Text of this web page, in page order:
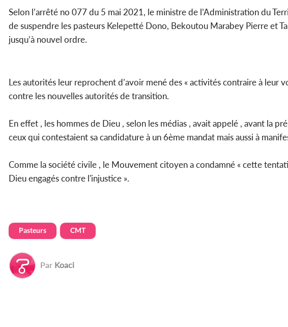
Selon l’arrêté no 077 du 5 mai 2021, le ministre de l’Administration du
de suspendre les pasteurs Kelepetté Dono, Bekoutou Marabey Pierre et
jusqu’à nouvel ordre.
Les autorités leur reprochent d’avoir mené des « activités contraire à
contre les nouvelles autorités de transition.
En effet , les hommes de Dieu , selon les médias , avait appelé , avant la
ceux qui contestaient sa candidature à un 6ème mandat mais aussi à
Comme la société civile , le Mouvement citoyen a condamné « cette
Dieu engagés contre l'injustice ».
Pasteurs CMT
Par Koaci